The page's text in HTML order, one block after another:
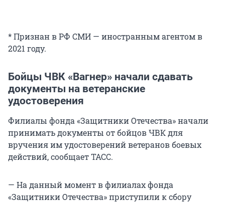
* Признан в РФ СМИ — иностранным агентом в
2021 году.
Бойцы ЧВК «Вагнер» начали сдавать
документы на ветеранские
удостоверения
Филиалы фонда «Защитники Отечества» начали
принимать документы от бойцов ЧВК для
вручения им удостоверений ветеранов боевых
действий, сообщает ТАСС.
— На данный момент в филиалах фонда
«Защитники Отечества» приступили к сбору